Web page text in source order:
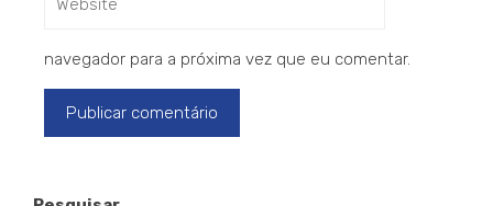
navegador para a próxima vez que eu comentar.